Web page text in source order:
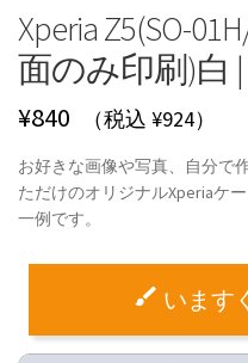
Xperia Z5(SO-
面のみ印刷)白 |
¥840 （税込 ¥924）
お好きな画像や写真、自分で
ただけのオリジナルXperiaケ
一例です。
います